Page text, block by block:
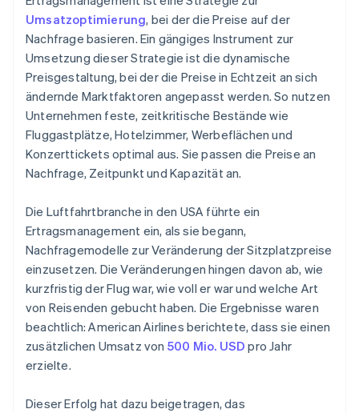
Umsatzoptimierung, bei der die Preise auf der
Nachfrage basieren. Ein gängiges Instrument zur
Umsetzung dieser Strategie ist die dynamische
Preisgestaltung, bei der die Preise in Echtzeit an sich
ändernde Marktfaktoren angepasst werden. So nutzen
Unternehmen feste, zeitkritische Bestände wie
Fluggastplätze, Hotelzimmer, Werbeflächen und
Konzerttickets optimal aus. Sie passen die Preise an
Nachfrage, Zeitpunkt und Kapazität an.
Die Luftfahrtbranche in den USA führte ein
Ertragsmanagement ein, als sie begann,
Nachfragemodelle zur Veränderung der Sitzplatzpreise
einzusetzen. Die Veränderungen hingen davon ab, wie
kurzfristig der Flug war, wie voll er war und welche Art
von Reisenden gebucht haben. Die Ergebnisse waren
beachtlich: American Airlines berichtete, dass sie einen
zusätzlichen Umsatz von 500 Mio. USD pro Jahr
erzielte.
Dieser Erfolg hat dazu beigetragen, das